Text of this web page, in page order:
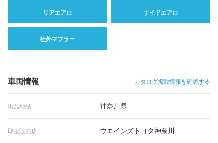
リアエアロ サイドエアロ
社外マフラー
車両情報 カタログ掲載情報を確認する
出品地域 神奈川県
取扱販売店 ウエインズトヨタ神奈川